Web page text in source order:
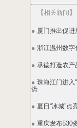
【相关新闻 】
● 厦门推出促
● 浙江温州数字
● 承德打造农产
● 珠海江门进
势
● 夏日“冰城”点
● 重庆发布530